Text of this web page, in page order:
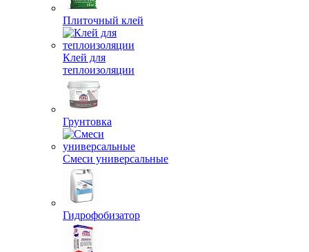
Плиточный клей
Клей для
теплоизоляции
Грунтовка
Смеси универсальные
Гидрофобизатор